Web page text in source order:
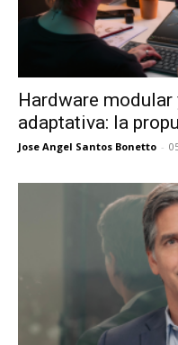
Hardware
adaptativa: la
Jose Angel Santos Bonetto -